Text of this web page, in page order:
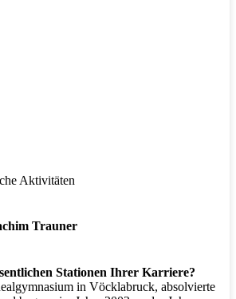
Aktivitäten
Trauner
Stationen Ihrer Karriere?
in Vöcklabruck, absolvierte